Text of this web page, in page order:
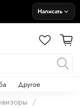
Написать
Другое